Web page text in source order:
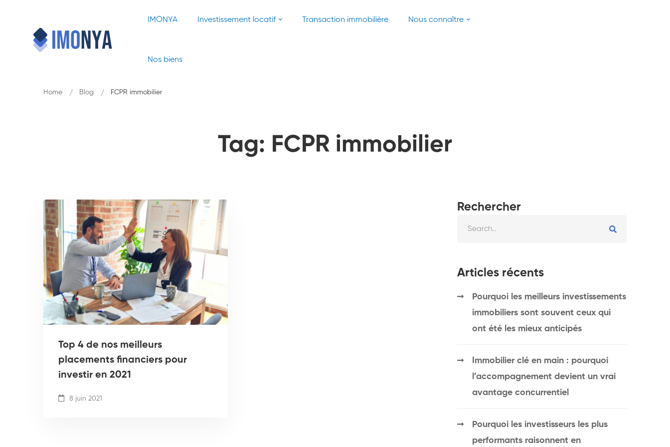
IMONYA Investissement locatif Transaction immobilière Nous connaître
Nos biens
Tag: FCPR immobilier
Home Blog FCPR immobilier
Top 4 de nos meilleurs
placements financiers pour
investir en 2021
8 juin 2021
Rechercher
Articles récents
Pourquoi les meilleurs investissements
immobiliers sont souvent ceux qui
ont été les mieux anticipés
Immobilier clé en main : pourquoi
l’accompagnement devient un vrai
avantage concurrentiel
Pourquoi les investisseurs les plus
performants raisonnent en